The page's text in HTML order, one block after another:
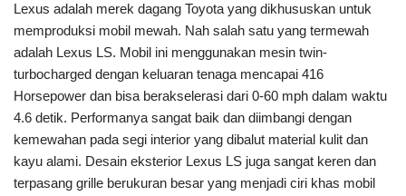
Lexus adalah merek dagang Toyota yang dikhususkan untuk
memproduksi mobil mewah. Nah salah satu yang termewah
adalah Lexus LS. Mobil ini menggunakan mesin twin-
turbocharged dengan keluaran tenaga mencapai 416
Horsepower dan bisa berakselerasi dari 0-60 mph dalam waktu
4.6 detik. Performanya sangat baik dan diimbangi dengan
kemewahan pada segi interior yang dibalut material kulit dan
kayu alami. Desain eksterior Lexus LS juga sangat keren dan
terpasang grille berukuran besar yang menjadi ciri khas mobil